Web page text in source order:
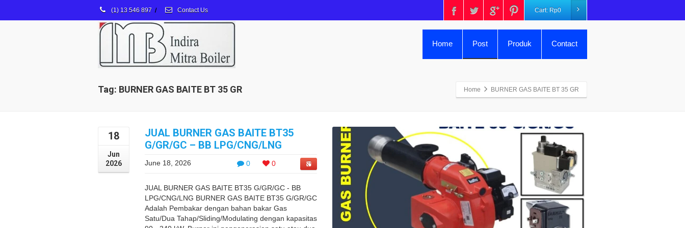
(1) 13 546 897 / Contact Us Cart: Rp0
Home Post Produk Contact
Tag: BURNER GAS BAITE BT 35 GR Home BURNER GAS BAITE BT 35 GR
18
Jun
2026
JUAL BURNER GAS BAITE BT35
G/GR/GC – BB LPG/CNG/LNG
0 0
June 18, 2026
JUAL BURNER GAS BAITE BT35 G/GR/GC - BB
LPG/CNG/LNG BURNER GAS BAITE BT35 G/GR/GC
Adalah Pembakar dengan bahan bakar Gas
Satu/Dua Tahap/Sliding/Modulating dengan kapasitas